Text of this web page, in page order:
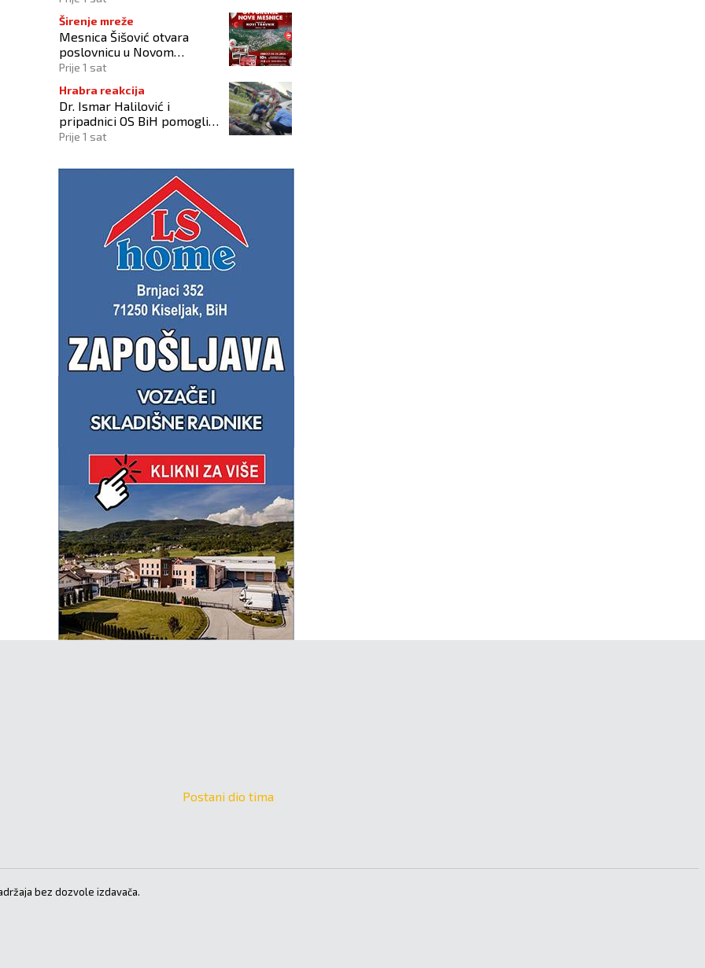
vjerujemo
Širenje mreže
Mesnica Šišović otvara
poslovnicu u Novom
Travniku!
Prije 1 sat
Hrabra reakcija
Dr. Ismar Halilović i
pripadnici OS BiH pomogli
ozlijeđenim u prometnoj
Prije 1 sat
Postani dio tima
bez dozvole izdavača.